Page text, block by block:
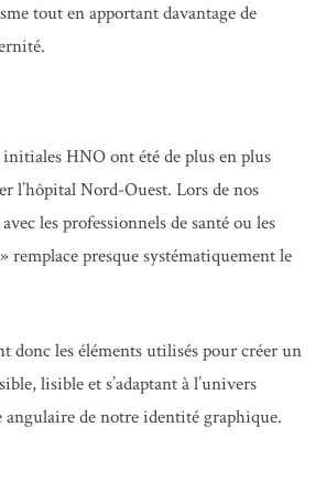
tout en apportant davantage de
initiales HNO ont été de plus en plus
l’hôpital Nord-Ouest. Lors de nos
les professionnels de santé ou les
presque systématiquement le
donc les éléments utilisés pour créer un
lisible et s’adaptant à l’univers
de notre identité graphique.